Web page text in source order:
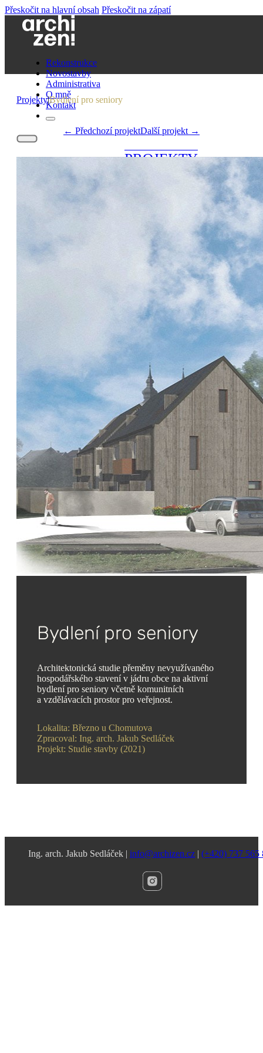
Přeskočit na hlavní obsah Přeskočit na zápatí
Rekonstrukce
Novostavby
Administrativa
O mně
Kontakt
PROJEKTY
SPOLUPRÁCE
Projekty|Bydlení pro seniory
← Předchozí projektDalší projekt →
Bydlení pro seniory
Architektonická studie přeměny nevyužívaného
hospodářského stavení v jádru obce na aktivní
bydlení pro seniory včetně komunitních
a vzdělávacích prostor pro veřejnost.
Lokalita: Březno u Chomutova
Zpracoval: Ing. arch. Jakub Sedláček
Projekt: Studie stavby (2021)
Ing. arch. Jakub Sedláček | info@archizen.cz | (+420) 737 565